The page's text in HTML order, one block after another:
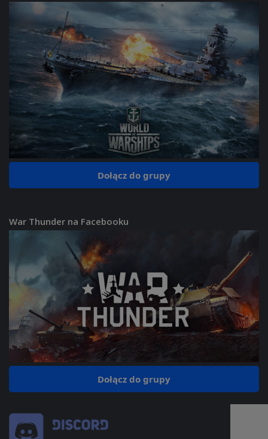
Dołącz do grupy
War Thunder na Facebooku
Dołącz do grupy